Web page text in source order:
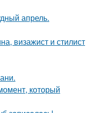
апрель.
визажист и стилист
который